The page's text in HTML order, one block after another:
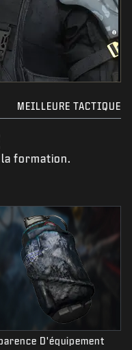
MEILLEURE TACTIQUE
formation.
D'équipement